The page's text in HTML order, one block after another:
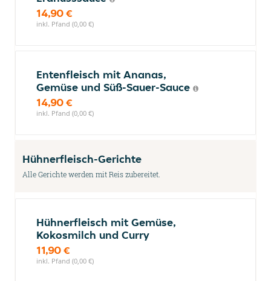
14,90 €
inkl. Pfand (0,00 €)
Entenfleisch mit Ananas,
Gemüse und Süß-Sauer-Sauce
14,90 €
inkl. Pfand (0,00 €)
Hühnerfleisch-Gerichte
Alle Gerichte werden mit Reis zubereitet.
Hühnerfleisch mit Gemüse,
Kokosmilch und Curry
11,90 €
inkl. Pfand (0,00 €)